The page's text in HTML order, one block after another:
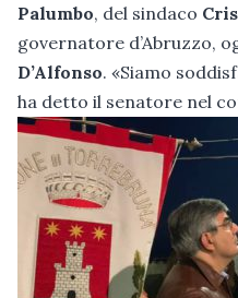
Palumbo, del sindaco
governatore d’Abruzzo,
D’Alfonso. «Siamo
ha detto il senatore nel